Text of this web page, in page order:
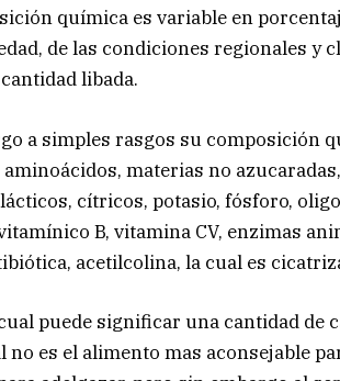
química es variable en
de las condiciones regionales y
libada.
a simples rasgos su composición
materias no
cítricos, potasio, fósforo,
B, vitamina CV, enzimas
acetilcolina, la cual es
puede significar una cantidad de
no es el alimento mas aconsejable